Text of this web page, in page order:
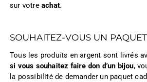
sur votre achat.
SOUHAITEZ-VOUS UN
Tous les produits en argent sont livrés
si vous souhaitez faire don d’un bijou,
la possibilité de demander un paquet